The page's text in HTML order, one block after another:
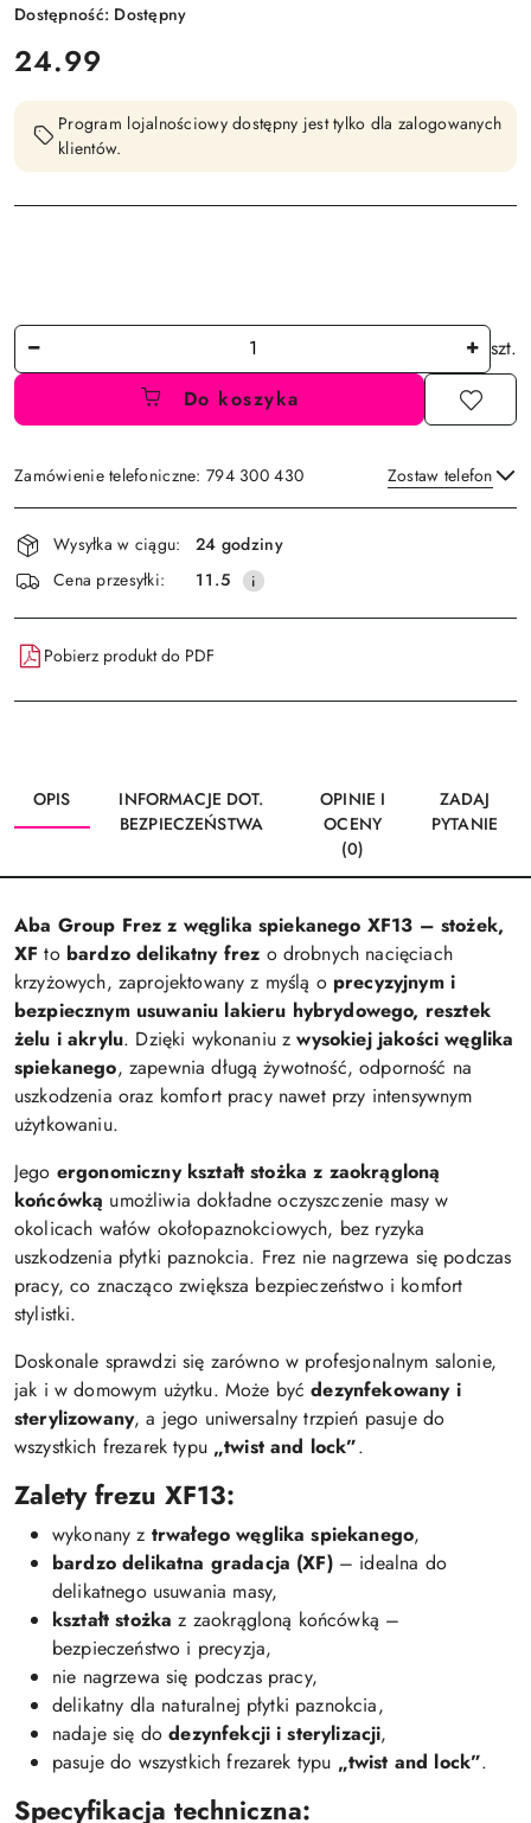
Dostępność: Dostępny
cena:
24.99
Program lojalnościowy dostępny jest tylko dla zalogowanych
klientów.
Ilość
szt.
Do koszyka
Zamówienie telefoniczne: 794 300 430 Zostaw telefon
Wyślij
Dostępność
i
dostawa
Wysyłka w ciągu:
24 godziny
Cena przesyłki:
11.5
Pobierz produkt do PDF
OPIS
INFORMACJE DOT.
BEZPIECZEŃSTWA
OPINIE I
OCENY
(0)
ZADAJ
PYTANIE
Aba Group Frez z węglika spiekanego XF13 – stożek,
XF to bardzo delikatny frez o drobnych nacięciach
krzyżowych, zaprojektowany z myślą o precyzyjnym i
bezpiecznym usuwaniu lakieru hybrydowego, resztek
żelu i akrylu. Dzięki wykonaniu zwysokiej jakości węglika
spiekanego, zapewnia długą żywotność, odporność na
uszkodzenia oraz komfort pracy nawet przy intensywnym
użytkowaniu.
Jego ergonomiczny kształt stożka z zaokrągloną
końcówką umożliwia dokładne oczyszczenie masy w
okolicach wałów okołopaznokciowych, bez ryzyka
uszkodzenia płytki paznokcia. Frez nie nagrzewa się podczas
pracy, co znacząco zwiększa bezpieczeństwo i komfort
stylistki.
Doskonale sprawdzi się zarówno w profesjonalnym salonie,
jak i w domowym użytku. Może byćdezynfekowany i
sterylizowany, a jego uniwersalny trzpień pasuje do
wszystkich frezarek typu „twist and lock”.
Zalety frezu XF13:
wykonany z trwałego węglika spiekanego,
bardzo delikatna gradacja (XF)– idealna do
delikatnego usuwania masy,
kształt stożka z zaokrągloną końcówką –
bezpieczeństwo i precyzja,
nie nagrzewa się podczas pracy,
delikatny dla naturalnej płytki paznokcia,
nadaje się dodezynfekcji i sterylizacji,
pasuje do wszystkich frezarek typu „twist and lock”.
Specyfikacja techniczna: